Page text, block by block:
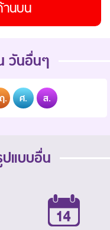
านบน
วันอื่นๆ
. ศ. ส.
ปแบบอื่น